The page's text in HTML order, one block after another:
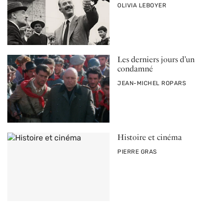
PAR
OLIVIA LEBOYER
Les derniers jours d’un
condamné
PAR
JEAN-MICHEL ROPARS
Histoire et cinéma
PAR
PIERRE GRAS